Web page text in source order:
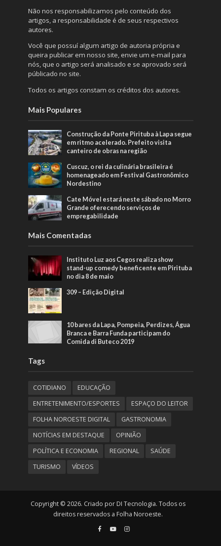
Não nos responsabilizamos pelo conteúdo dos
artigos, a responsabilidade é de seus respectivos
autores.
Você que possuí algum artigo de autoria própria e
queira publicar em nosso site, envie um e-mail para
nós, que o artigo será analisado e se aprovado será
públicado no site.
Todos os artigos constam os créditos dos autores.
Mais Populares
Construção da Ponte Pirituba à Lapa segue
em ritmo acelerado. Prefeito visita
canteiro de obras na região
Cuscuz, o rei da culinária brasileira é
homenageado em Festival Gastronômico
Nordestino
Cate Móvel estará neste sábado no Morro
Grande oferecendo serviços de
empregabilidade
Mais Comentadas
Instituto Luz aos Cegos realiza show
stand-up comedy beneficente em Pirituba
no dia 8 de maio
309 – Edição Digital
10 bares da Lapa, Pompeia, Perdizes, Água
Branca e Barra Funda participam do
Comida di Buteco 2019
Tags
COTIDIANO
EDUCAÇÃO
ENTRETENIMENTO/ESPORTES
ESPAÇO DO LEITOR
FOLHA NOROESTE DIGITAL
GASTRONOMIA
NOTÍCIAS EM DESTAQUE
OPINIÃO
POLÍTICA E ECONOMIA
REGIONAL
SAÚDE
TURISMO
VÍDEOS
Copyright © 2026. Criado por DI Tecnologia. Todos os
direitos reservados a Folha Noroeste.